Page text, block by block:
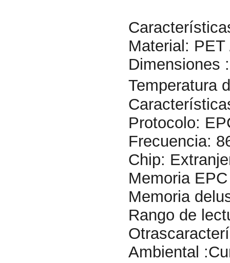
Material:
Dimensiones
Temperatura
Protocolo:
Frecuencia:
Chip:
Memoria
Memoria
Rango de
Ambiental